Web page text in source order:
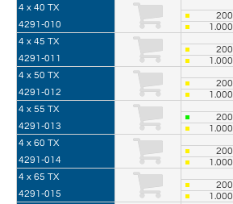
4 x 40 TX
4291-010
200
1.000
4 x 45 TX
4291-011
200
1.000
4 x 50 TX
4291-012
200
1.000
4 x 55 TX
4291-013
200
1.000
4 x 60 TX
4291-014
200
1.000
4 x 65 TX
4291-015
200
1.000